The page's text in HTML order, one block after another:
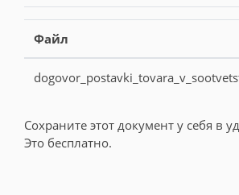
Файл
Сохраните этот документ у себя в
Это бесплатно.